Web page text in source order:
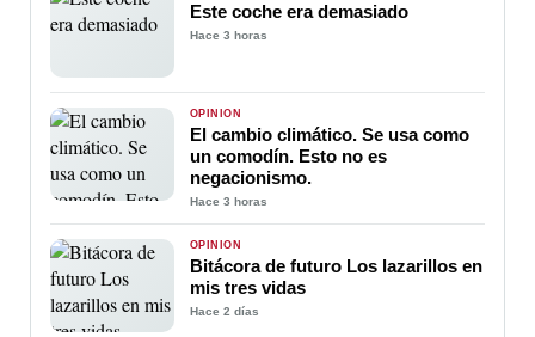
Este coche era demasiado
Hace 3 horas
OPINIÓN
El cambio climático. Se usa como
un comodín. Esto no es
negacionismo.
Hace 3 horas
OPINIÓN
Bitácora de futuro Los lazarillos en
mis tres vidas
Hace 2 días